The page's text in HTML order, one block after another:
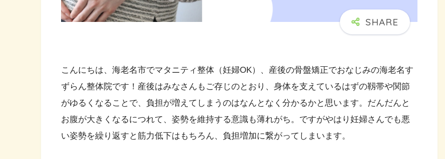
こんにちは、海老名市でマタニティ整体（妊婦OK）、産後の骨盤矯正でおなじみの海老名す
ずらん整体院です！産後はみなさんもご存じのとおり、身体を支えているはずの靱帯や関節
がゆるくなることで、負担が増えてしまうのはなんとなく分かるかと思います。だんだんと
お腹が大きくなるにつれて、姿勢を維持する意識も薄れがち。ですがやはり妊婦さんでも悪
い姿勢を繰り返すと筋力低下はもちろん、負担増加に繋がってしまいます。